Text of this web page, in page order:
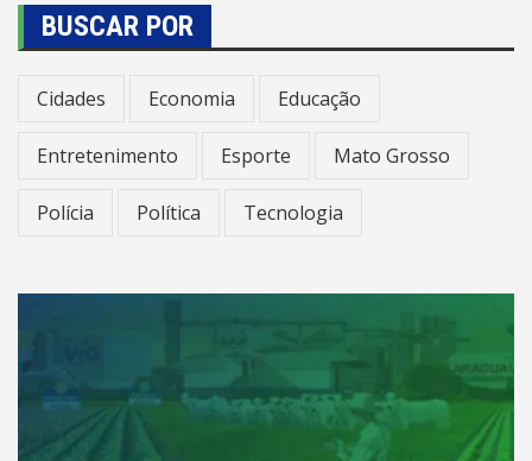
BUSCAR POR
Cidades Economia Educação
Entretenimento Esporte Mato Grosso
Polícia Política Tecnologia